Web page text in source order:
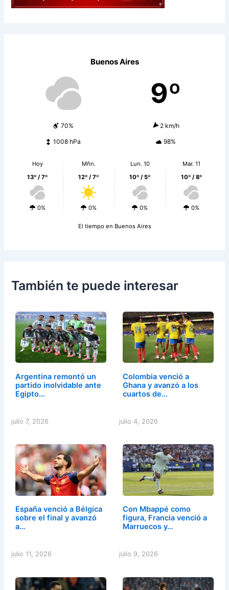
Buenos Aires
9º
70% 2 km/h
1008 hPa 98%
Hoy
13º / 7º
0%
Mñn.
12º / 7º
0%
Lun. 10
10º / 5º
0%
Mar. 11
10º / 8º
0%
El tiempo en Buenos Aires
También te puede interesar
Argentina remontó un
partido inolvidable ante
Egipto…
julio 7, 2026
Colombia venció a
Ghana y avanzó a los
cuartos de…
julio 4, 2026
España venció a Bélgica
sobre el final y avanzó
a…
julio 11, 2026
Con Mbappé como
figura, Francia venció a
Marruecos y…
julio 9, 2026